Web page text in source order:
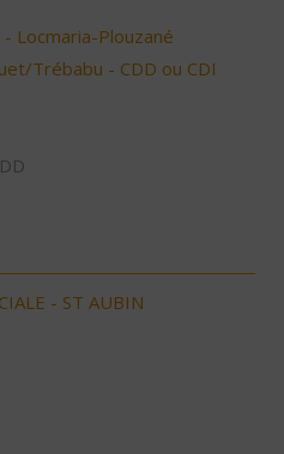
Locmaria-Plouzané
Trébabu - CDD ou CDI
- ST AUBIN